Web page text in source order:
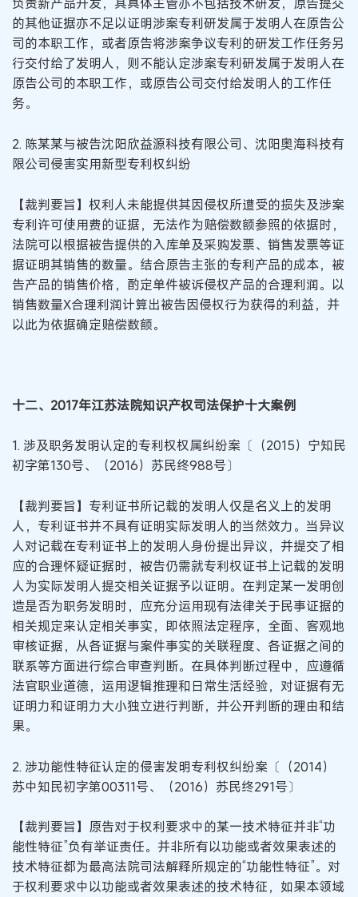
负责新产品开发，其具体主管亦不包括技术研发，原告提交
的其他证据亦不足以证明涉案专利研发属于发明人在原告公
司的本职工作，或者原告将涉案争议专利的研发工作任务另
行交付给了发明人，则不能认定涉案专利研发属于发明人在
原告公司的本职工作，或原告公司交付给发明人的工作任
务。
2. 陈某某与被告沈阳欣益源科技有限公司、沈阳奥海科技有
限公司侵害实用新型专利权纠纷
【裁判要旨】权利人未能提供其因侵权所遭受的损失及涉案
专利许可使用费的证据，无法作为赔偿数额参照的依据时，
法院可以根据被告提供的入库单及采购发票、销售发票等证
据证明其销售的数量。结合原告主张的专利产品的成本，被
告产品的销售价格，酌定单件被诉侵权产品的合理利润。以
销售数量X合理利润计算出被告因侵权行为获得的利益，并
以此为依据确定赔偿数额。
十二、2017年江苏法院知识产权司法保护十大案例
1. 涉及职务发明认定的专利权权属纠纷案〔（2015）宁知民
初字第130号、（2016）苏民终988号〕
【裁判要旨】专利证书所记载的发明人仅是名义上的发明
人，专利证书并不具有证明实际发明人的当然效力。当异议
人对记载在专利证书上的发明人身份提出异议，并提交了相
应的合理怀疑证据时，被告仍需就专利权证书上记载的发明
人为实际发明人提交相关证据予以证明。在判定某一发明创
造是否为职务发明时，应充分运用现有法律关于民事证据的
相关规定来认定相关事实，即依照法定程序，全面、客观地
审核证据，从各证据与案件事实的关联程度、各证据之间的
联系等方面进行综合审查判断。在具体判断过程中，应遵循
法官职业道德，运用逻辑推理和日常生活经验，对证据有无
证明力和证明力大小独立进行判断，并公开判断的理由和结
果。
2. 涉功能性特征认定的侵害发明专利权纠纷案〔（2014）
苏中知民初字第00311号、（2016）苏民终291号〕
【裁判要旨】原告对于权利要求中的某一技术特征并非“功
能性特征”负有举证责任。并非所有以功能或者效果表述的
技术特征都为最高法院司法解释所规定的“功能性特征”。对
于权利要求中以功能或者效果表述的技术特征，如果本领域